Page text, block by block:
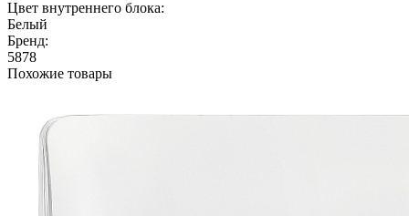
Цвет внутреннего блока:
Белый
Бренд:
5878
Похожие товары